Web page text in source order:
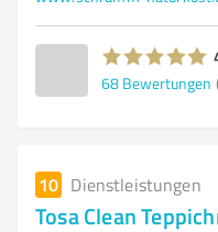
68 Bewertungen
10 Dienstleistungen
Tosa Clean